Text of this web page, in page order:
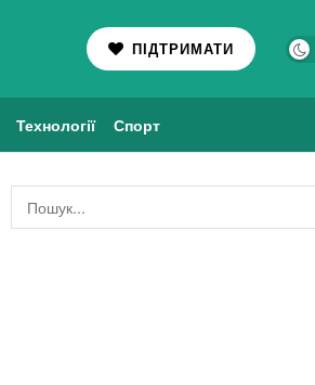
ПІДТРИМАТИ
Технології Спорт